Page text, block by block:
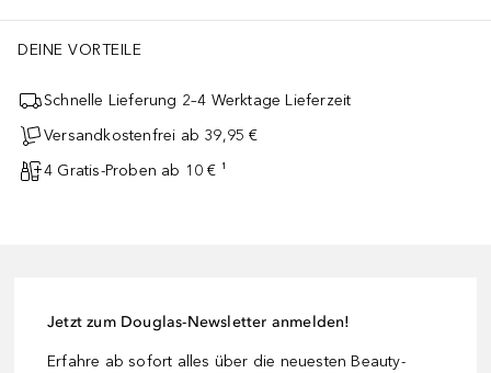
DEINE VORTEILE
Schnelle Lieferung 2–4 Werktage Lieferzeit
Versandkostenfrei ab 39,95 €
4 Gratis-Proben ab 10 € ¹
Jetzt zum Douglas-Newsletter anmelden!
Erfahre ab sofort alles über die neuesten Beauty-